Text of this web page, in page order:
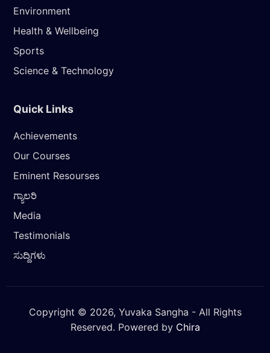
Environment
Health & Wellbeing
Sports
Science & Technology
Quick Links
Achievements
Our Courses
Eminent Resourses
ಗ್ಯಾಲರಿ
Media
Testimonials
ಸುದ್ದಿಗಳು
Copyright © 2026, Yuvaka Sangha - All Rights
Reserved. Powered by Chira